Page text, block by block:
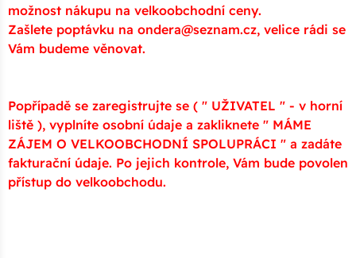
možnost nákupu na velkoobchodní ceny.
Zašlete poptávku na ondera@seznam.cz, velice rádi se
Vám budeme věnovat.
Popřípadě se zaregistrujte se ( " UŽIVATEL " - v horní
liště ), vyplníte osobní údaje a zakliknete " MÁME
ZÁJEM O VELKOOBCHODNÍ SPOLUPRÁCI " a zadáte
fakturační údaje. Po jejich kontrole, Vám bude povolen
přístup do velkoobchodu.